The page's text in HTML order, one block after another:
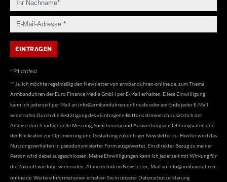
* Pflichtfeld
** Ja, ich möchte regelmäßig den Newsletter von armbanduhren-online.de, zum Thema
Armbanduhren der Euro Finance Media GmbH per E-Mail erhalten. Diese Einwilligung
kann ich jederzeit per Mail an info@armbanduhren-online.deoder am Ende jeder E-Mail
widerrufen.Durch die Bestätigung des «Eintragen»-Buttons stimme ich zusätzlich der
Analyse durch individuelle Messung, Speicherung und Auswertung von Öffnungsraten und
der Klickraten zur Optimierung und Gestaltung zukünftiger Newsletter zu. Hierfür wird das
Nutzungsverhalten in pseudonymisierter Form ausgewertet. Ein direkter Bezug zu meiner
Person wird dabei ausgeschlossen. Meine Einwilligungen kann ich jederzeit mit Wirkung für
die Zukunft wie folgt widerrufen: Abmeldelink im Newsletter; Mail an info@armbanduhren-
online.de . Weitere Informationen erhalten Sie in unserer Datenschutzerklärung